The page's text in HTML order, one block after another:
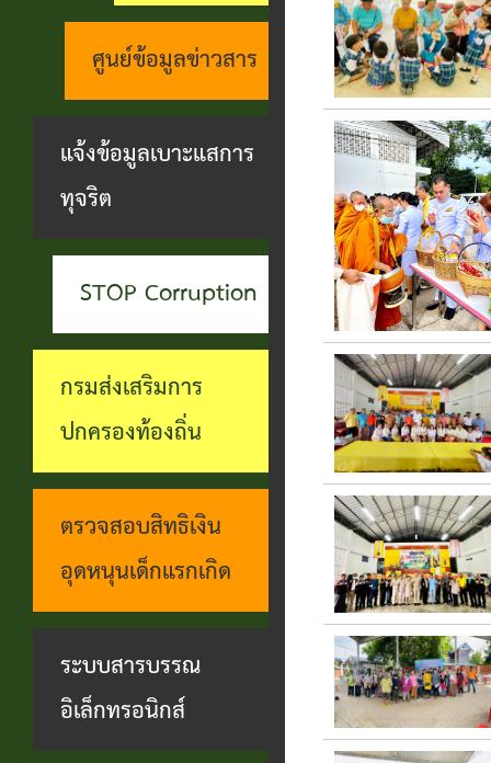
ทุกข์
ตรวจ
สอบ
ชื่อ
เงิน
บัญชี
เบี้ย
ยังชีพ
ระบบงาน
บริการ
ประชาชน
ช่าง
กอง
สาธารณสุข
และสิ่ง
แวดล้อม
กอง
การ
ศึกษา
รบ.อำนวย
ความ
สะดวกฯ
บุคคล
ที่น่า
ยกย่อง
การ
การตาม
การ
บริหาร
งาน
บุคคล
บุคคล
ช่อง
ทางการ
รับฟัง
ความ
คิดเห็น
แจ้ง
ข้อมูล
เบาะแส
การ
ทุจริต
ศูนย์ข้อมูลข่าวสาร
แจ้งข้อมูลเบาะแสการ
ทุจริต
STOP Corruption
กรมส่งเสริมการ
ปกครองท้องถิ่น
ตรวจสอบสิทธิเงิน
อุดหนุนเด็กแรกเกิด
ระบบสารบรรณ
อิเล็กทรอนิกส์